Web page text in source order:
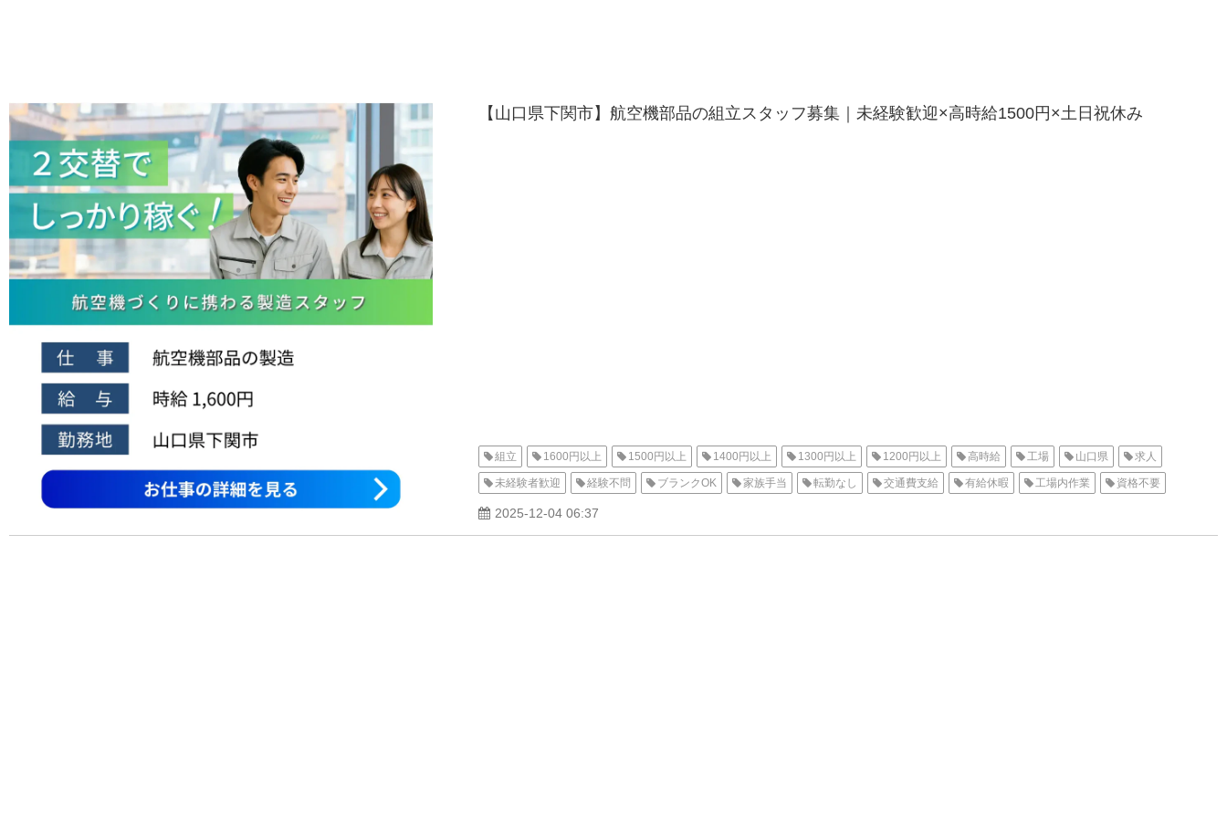
【山口県下関市】航空機部品の組立スタッフ募集｜未経験歓迎×高時給1500円×土日祝休み
組立 1600円以上 1500円以上 1400円以上 1300円以上 1200円以上 高時給 工場 山口県 求人
未経験者歓迎 経験不問 ブランクOK 家族手当 転勤なし 交通費支給 有給休暇 工場内作業 資格不要
土日祝休み 社会保険
2025-12-04 06:37